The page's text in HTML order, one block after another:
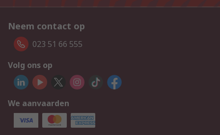
Neem contact op
023 51 66 555
Volg ons op
We aanvaarden